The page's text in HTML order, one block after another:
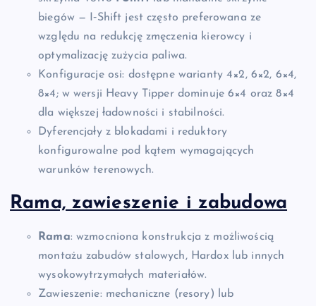
biegów — I‑Shift jest często preferowana ze
względu na redukcję zmęczenia kierowcy i
optymalizację zużycia paliwa.
Konfiguracje osi: dostępne warianty 4×2, 6×2, 6×4,
8×4; w wersji Heavy Tipper dominuje 6×4 oraz 8×4
dla większej ładowności i stabilności.
Dyferencjały z blokadami i reduktory
konfigurowalne pod kątem wymagających
warunków terenowych.
Rama, zawieszenie i zabudowa
Rama: wzmocniona konstrukcja z możliwością
montażu zabudów stalowych, Hardox lub innych
wysokowytrzymałych materiałów.
Zawieszenie: mechaniczne (resory) lub